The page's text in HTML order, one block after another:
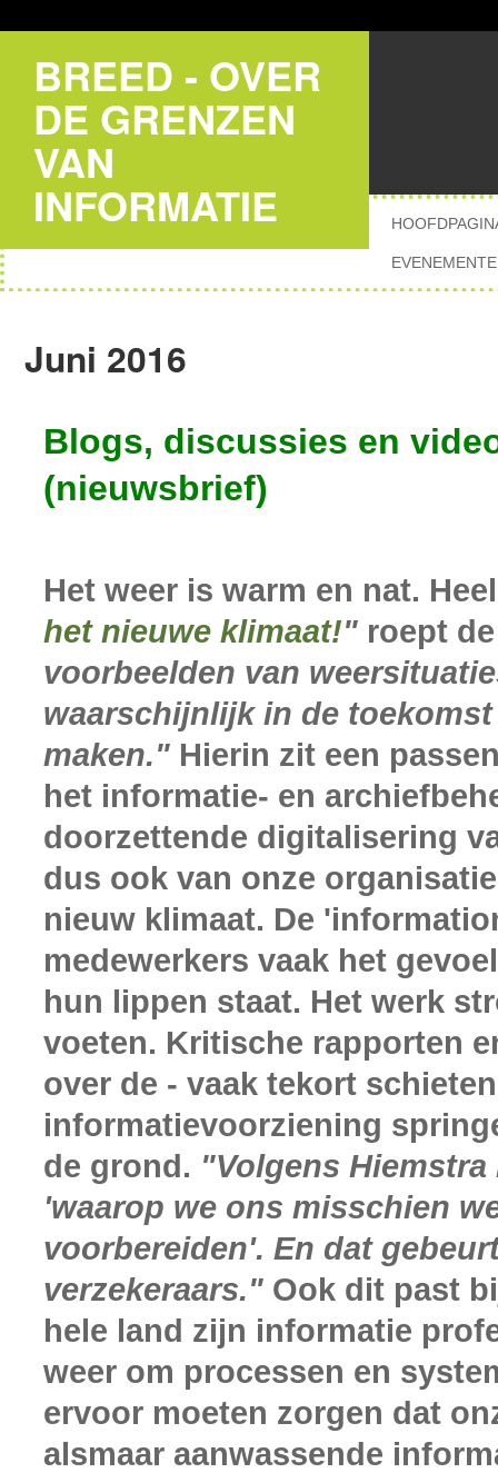
BREED - OVER
DE GRENZEN
VAN
INFORMATIE
Juni 2016
Blogs, discussies en
(nieuwsbrief)
Het weer is warm en nat.
het nieuwe klimaat!" roept
voorbeelden van
waarschijnlijk in de
maken." Hierin zit een
het informatie- en
doorzettende digitalisering
dus ook van onze
nieuw klimaat. De
medewerkers vaak het
hun lippen staat. Het werk
voeten. Kritische rapporten
over de - vaak tekort
informatievoorziening
de grond. "Volgens
'waarop we ons misschien
voorbereiden'. En dat
verzekeraars." Ook dit past
hele land zijn informatie
weer om processen en
ervoor moeten zorgen dat
alsmaar aanwassende